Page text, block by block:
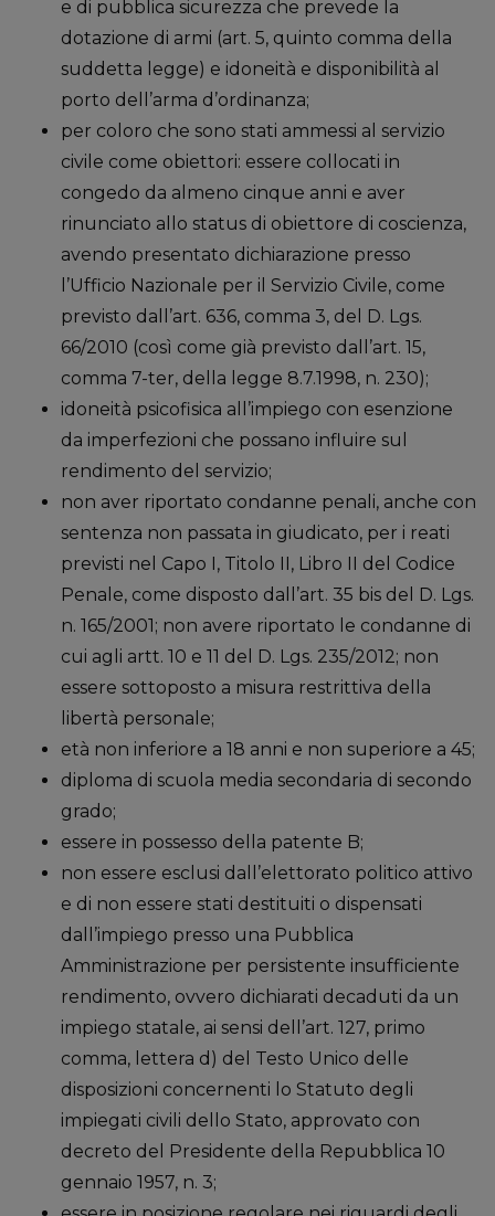
e di pubblica sicurezza che prevede la
dotazione di armi (art. 5, quinto comma della
suddetta legge) e idoneità e disponibilità al
porto dell’arma d’ordinanza;
per coloro che sono stati ammessi al servizio
civile come obiettori: essere collocati in
congedo da almeno cinque anni e aver
rinunciato allo status di obiettore di coscienza,
avendo presentato dichiarazione presso
l’Ufficio Nazionale per il Servizio Civile, come
previsto dall’art. 636, comma 3, del D. Lgs.
66/2010 (così come già previsto dall’art. 15,
comma 7-ter, della legge 8.7.1998, n. 230);
idoneità psicofisica all’impiego con esenzione
da imperfezioni che possano influire sul
rendimento del servizio;
non aver riportato condanne penali, anche con
sentenza non passata in giudicato, per i reati
previsti nel Capo I, Titolo II, Libro II del Codice
Penale, come disposto dall’art. 35 bis del D. Lgs.
n. 165/2001; non avere riportato le condanne di
cui agli artt. 10 e 11 del D. Lgs. 235/2012; non
essere sottoposto a misura restrittiva della
libertà personale;
età non inferiore a 18 anni e non superiore a 45;
diploma di scuola media secondaria di secondo
grado;
essere in possesso della patente B;
non essere esclusi dall’elettorato politico attivo
e di non essere stati destituiti o dispensati
dall’impiego presso una Pubblica
Amministrazione per persistente insufficiente
rendimento, ovvero dichiarati decaduti da un
impiego statale, ai sensi dell’art. 127, primo
comma, lettera d) del Testo Unico delle
disposizioni concernenti lo Statuto degli
impiegati civili dello Stato, approvato con
decreto del Presidente della Repubblica 10
gennaio 1957, n. 3;